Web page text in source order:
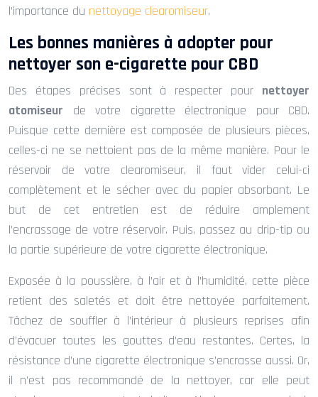
l’importance du nettoyage clearomiseur.
Les bonnes manières à adopter pour
nettoyer son e-cigarette pour CBD
Des étapes précises sont à respecter pour nettoyer
atomiseur de votre cigarette électronique pour CBD.
Puisque cette dernière est composée de plusieurs pièces,
celles-ci ne se nettoient pas de la même manière. Pour le
réservoir de votre clearomiseur, il faut vider celui-ci
complètement et le sécher avec du papier absorbant. Le
but de cet entretien est de réduire amplement
l’encrassage de votre réservoir. Puis, passez au drip-tip ou
la partie supérieure de votre cigarette électronique.
Exposée à la poussière, à l’air et à l’humidité, cette pièce
retient des saletés et doit être nettoyée parfaitement.
Tâchez de souffler à l’intérieur à plusieurs reprises afin
d’évacuer toutes les gouttes d’eau restantes. Certes, la
résistance d’une cigarette électronique s’encrasse aussi. Or,
il n’est pas recommandé de la nettoyer, car elle peut